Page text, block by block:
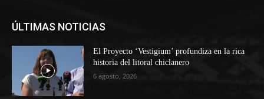
ÚLTIMAS NOTICIAS
El Proyecto ‘Vestigium’ profundiza en la rica
historia del litoral chiclanero
6 agosto, 2026